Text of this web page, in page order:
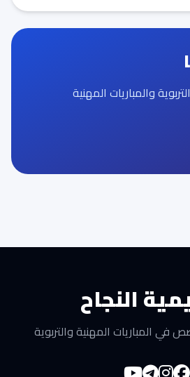
والمباريات المهنية
النجاح
المباريات المهنية والتربوية